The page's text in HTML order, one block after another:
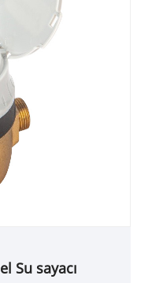
Su sayacı